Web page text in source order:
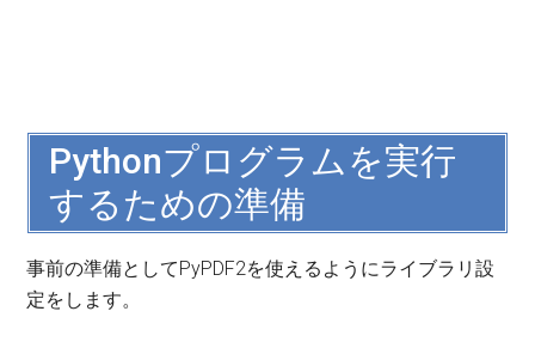
Pythonプログラムを実行
するための準備
事前の準備としてPyPDF2を使えるようにライブラリ設
定をします。